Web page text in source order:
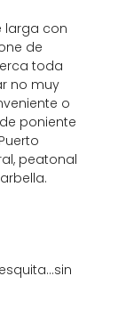
larga con
de
toda
no muy
o
poniente
peatonal